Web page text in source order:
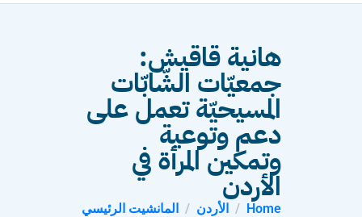
هانية قاقيش:
جمعيّات الشّابّات
المسيحيّة تعمل على
دعم وتوعية
وتمكين المرأة في
الأردن
Home الأردن
المانشيت الرئيسي